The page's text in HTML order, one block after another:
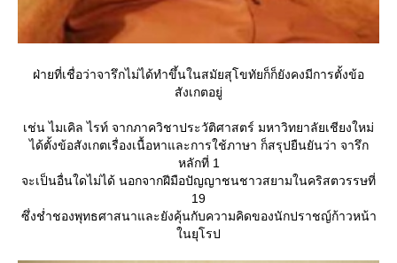
ฝ่ายที่เชื่อว่าจารึกไม่ได้ทำขึ้นในสมัยสุโขทัยก็ก็ยังคงมีการตั้งข้อ
สังเกตอยู่
เช่น ไมเคิล ไรท์ จากภาควิชาประวัติศาสตร์ มหาวิทยาลัยเชียงใหม่
ได้ตั้งข้อสังเกตเรื่องเนื้อหาและการใช้ภาษา ก็สรุปยืนยันว่า จารึก
หลักที่ 1
จะเป็นอื่นใดไม่ได้ นอกจากฝีมือปัญญาชนชาวสยามในคริสตวรรษที่
19
ซึ่งช่ำชองพุทธศาสนาและยังคุ้นกับความคิดของนักปราชญ์ก้าวหน้า
นยุโรป